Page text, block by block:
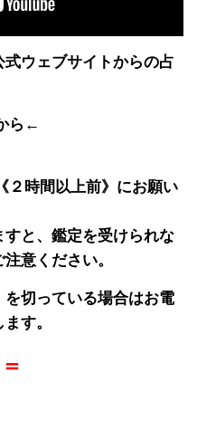
ウェブサイトからの占
ら←
２時間以上前》にお願い
と、鑑定を受けられな
意ください。
切っている場合はお電
す。